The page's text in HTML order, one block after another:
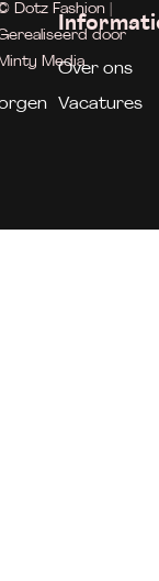
Over ons
Vacatures
Dotz Fashion |
door
Media